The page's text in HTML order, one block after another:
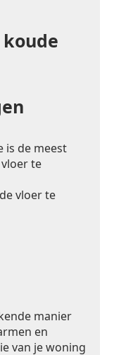
is de meest
te
vloer te
manier
en
van je woning